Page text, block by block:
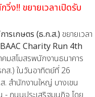
วิ่ง!! ขยายเวลาเปิดรับ
รเกษตร (ธ.ก.ส.) ขยายเวลา
BAAC Charity Run 4th
มสโมสรพนักงานธนาคาร
ส.) ในวันอาทิตย์ที่ 26
สำนักงานใหญ่ บางเขน